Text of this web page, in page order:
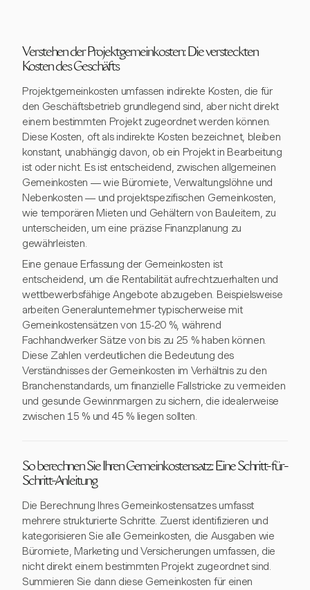
Verstehen der Projektgemeinkosten: Die versteckten
Kosten des Geschäfts
Projektgemeinkosten umfassen indirekte Kosten, die für
den Geschäftsbetrieb grundlegend sind, aber nicht direkt
einem bestimmten Projekt zugeordnet werden können.
Diese Kosten, oft als indirekte Kosten bezeichnet, bleiben
konstant, unabhängig davon, ob ein Projekt in Bearbeitung
ist oder nicht. Es ist entscheidend, zwischen allgemeinen
Gemeinkosten — wie Büromiete, Verwaltungslöhne und
Nebenkosten — und projektspezifischen Gemeinkosten,
wie temporären Mieten und Gehältern von Bauleitern, zu
unterscheiden, um eine präzise Finanzplanung zu
gewährleisten.
Eine genaue Erfassung der Gemeinkosten ist
entscheidend, um die Rentabilität aufrechtzuerhalten und
wettbewerbsfähige Angebote abzugeben. Beispielsweise
arbeiten Generalunternehmer typischerweise mit
Gemeinkostensätzen von 15-20 %, während
Fachhandwerker Sätze von bis zu 25 % haben können.
Diese Zahlen verdeutlichen die Bedeutung des
Verständnisses der Gemeinkosten im Verhältnis zu den
Branchenstandards, um finanzielle Fallstricke zu vermeiden
und gesunde Gewinnmargen zu sichern, die idealerweise
zwischen 15 % und 45 % liegen sollten.
So berechnen Sie Ihren Gemeinkostensatz: Eine Schritt-für-
Schritt-Anleitung
Die Berechnung Ihres Gemeinkostensatzes umfasst
mehrere strukturierte Schritte. Zuerst identifizieren und
kategorisieren Sie alle Gemeinkosten, die Ausgaben wie
Büromiete, Marketing und Versicherungen umfassen, die
nicht direkt einem bestimmten Projekt zugeordnet sind.
Summieren Sie dann diese Gemeinkosten für einen